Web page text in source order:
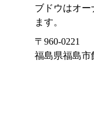
ブドウはオ
ます。
〒960-0221
福島県福島市